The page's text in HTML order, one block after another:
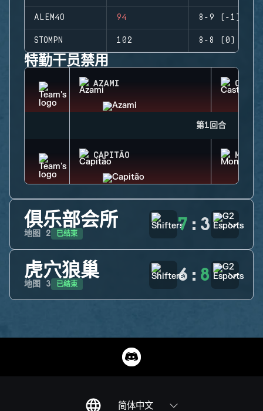
ALEM4O 94 8-9 (-1)
STOMPN 102 8-8 (0)
特勤干员禁用
AZAMI
第1回合
CAPITÃO
俱乐部会所
地图 2 已结束 7 : 3
虎穴狼巢
地图 3 已结束 6 : 8
简体中文